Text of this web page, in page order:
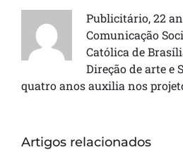
Publicitário, 22
Comunicação
Católica de
Direção de arte e
quatro anos auxilia nos
Artigos relacionados